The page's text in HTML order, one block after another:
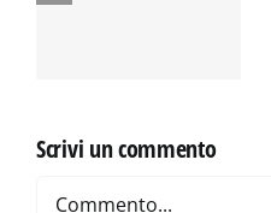
Scrivi un commento